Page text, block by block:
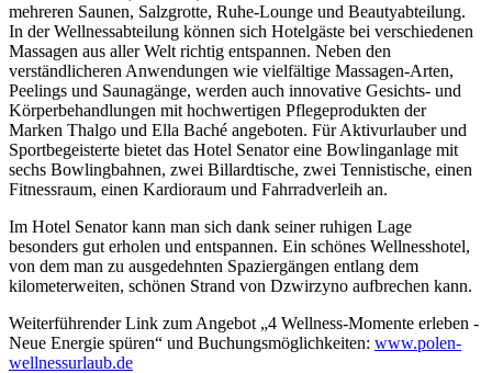
mehreren Saunen, Salzgrotte, Ruhe-Lounge und Beautyabteilung.
In der Wellnessabteilung können sich Hotelgäste bei verschiedenen
Massagen aus aller Welt richtig entspannen. Neben den
verständlicheren Anwendungen wie vielfältige Massagen-Arten,
Peelings und Saunagänge, werden auch innovative Gesichts- und
Körperbehandlungen mit hochwertigen Pflegeprodukten der
Marken Thalgo und Ella Baché angeboten. Für Aktivurlauber und
Sportbegeisterte bietet das Hotel Senator eine Bowlinganlage mit
sechs Bowlingbahnen, zwei Billardtische, zwei Tennistische, einen
Fitnessraum, einen Kardioraum und Fahrradverleih an.
Im Hotel Senator kann man sich dank seiner ruhigen Lage
besonders gut erholen und entspannen. Ein schönes Wellnesshotel,
von dem man zu ausgedehnten Spaziergängen entlang dem
kilometerweiten, schönen Strand von Dzwirzyno aufbrechen kann.
Weiterführender Link zum Angebot „4 Wellness-Momente erleben -
Neue Energie spüren“ und Buchungsmöglichkeiten: www.polen-
wellnessurlaub.de